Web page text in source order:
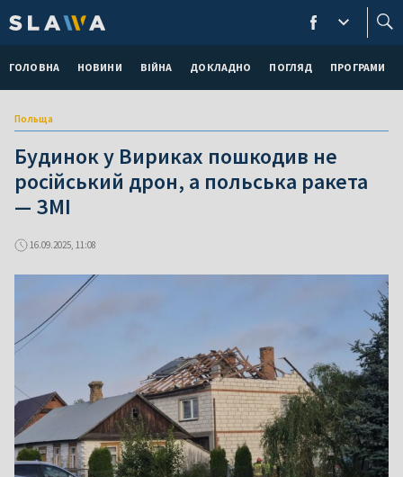
ГОЛОВНА НОВИНИ ВІЙНА ДОКЛАДНО ПОГЛЯД ПРОГРАМИ
Польща
Будинок у Вириках пошкодив не
російський дрон, а польська ракета
— ЗМІ
16.09.2025, 11:08